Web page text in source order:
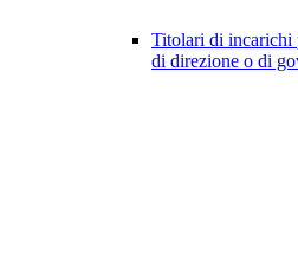
Titolari di incarichi
di direzione o di